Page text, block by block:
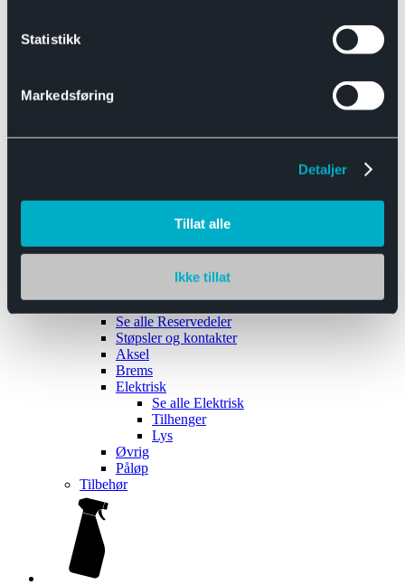
Statistikk
Markedsføring
Detaljer
Tillat alle
Ikke tillat
Båthengere
Reservedeler
Se alle Reservedeler
Støpsler og kontakter
Aksel
Brems
Elektrisk
Se alle Elektrisk
Tilhenger
Lys
Øvrig
Påløp
Tilbehør